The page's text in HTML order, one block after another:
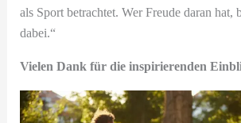
als Sport betrachtet. Wer Freude daran hat,
dabei.“
Vielen Dank für die inspirierenden